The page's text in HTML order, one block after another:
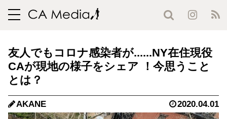
toggle
友人でもコロナ感染者が......NY在住現役
CAが現地の様子をシェア ！今思うこと
とは？
AKANE 2020.04.01